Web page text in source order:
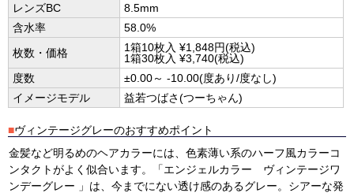
レンズBC
8.5mm
含水率
58.0%
枚数・価格
1箱10枚入 ¥1,848円(税込)
1箱30枚入 ¥3,740(税込)
度数
±0.00～ -10.00(度あり/度なし)
イメージモデル
益若つばさ(つーちゃん)
■ヴィンテージグレーのおすすめポイント
金髪など明るめのヘアカラーには、色素薄い系のハーフ風カラーコ
ンタクトがよく似合います。「エンジェルカラー ヴィンテージワ
ンデーグレー 」は、今までにない透け感のあるグレー。シアーな発